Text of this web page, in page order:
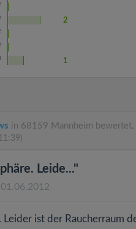
2
1
in 68159 Mannheim bewertet.
Leide..."
ist der Raucherraum